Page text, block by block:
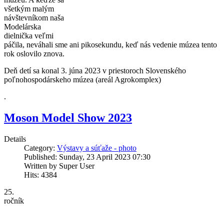
všetkým malým
návštevníkom naša
Modelárska
dielnička veľmi
páčila, neváhali sme ani pikosekundu, keď nás vedenie múzea tento
rok oslovilo znova.
Deň detí sa konal 3. júna 2023 v priestoroch Slovenského
poľnohospodárskeho múzea (areál Agrokomplex)
.
Moson Model Show 2023
Details
Category: Výstavy a súťaže - photo
Published: Sunday, 23 April 2023 07:30
Written by Super User
Hits: 4384
25.
ročník